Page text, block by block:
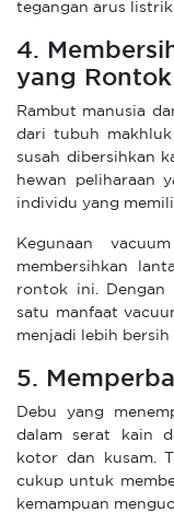
tegangan arus listrik.
4.
yang Rontok
Rambut manusia
dari tubuh
susah dibersihkan
hewan peliharaan
individu yang
Kegunaan
membersihkan
rontok ini. Dengan
satu manfaat
menjadi lebih bersih
5.
Debu yang
dalam serat kain
kotor dan kusam.
cukup untuk
kemampuan